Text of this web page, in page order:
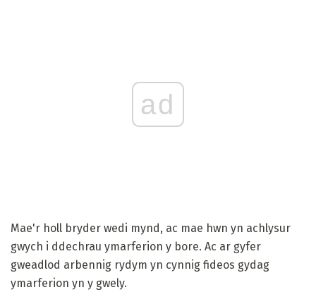
ad
Mae'r holl bryder wedi mynd, ac mae hwn yn achlysur
gwych i ddechrau ymarferion y bore. Ac ar gyfer
gweadlod arbennig rydym yn cynnig fideos gydag
ymarferion yn y gwely.